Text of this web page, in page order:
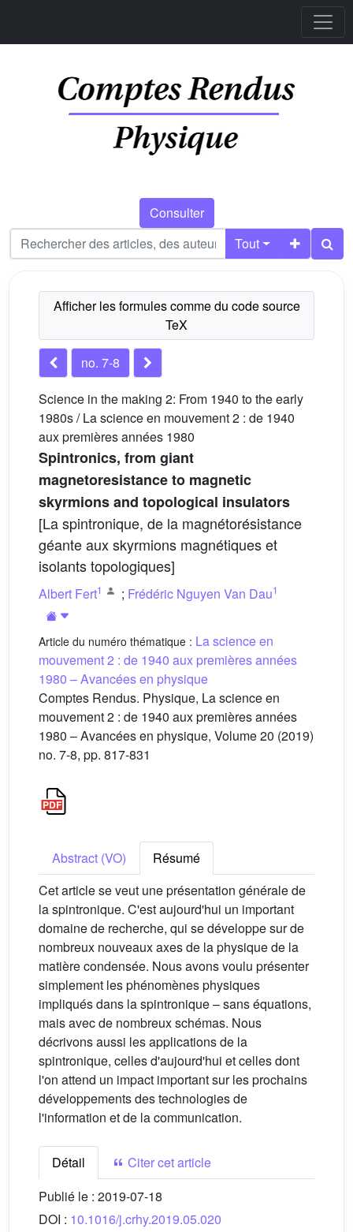
Consulter
Tout
no. 7-8
Science in the making 2: From 1940 to the early
1980s / La science en mouvement 2 : de 1940
aux premières années 1980
Spintronics, from giant
magnetoresistance to magnetic
skyrmions and topological insulators
[La spintronique, de la magnétorésistance
géante aux skyrmions magnétiques et
isolants topologiques]
Albert Fert1 ; Frédéric Nguyen Van Dau1
Article du numéro thématique : La science en
mouvement 2 : de 1940 aux premières années
1980 – Avancées en physique
Comptes Rendus. Physique, La science en
mouvement 2 : de 1940 aux premières années
1980 – Avancées en physique, Volume 20 (2019)
no. 7-8, pp. 817-831
Abstract (VO)
Résumé
Cet article se veut une présentation générale de
la spintronique. C'est aujourd'hui un important
domaine de recherche, qui se développe sur de
nombreux nouveaux axes de la physique de la
matière condensée. Nous avons voulu présenter
simplement les phénomènes physiques
impliqués dans la spintronique – sans équations,
mais avec de nombreux schémas. Nous
décrivons aussi les applications de la
spintronique, celles d'aujourd'hui et celles dont
l'on attend un impact important sur les prochains
développements des technologies de
l'information et de la communication.
Détail
Citer cet article
Publié le : 2019-07-18
DOI : 10.1016/j.crhy.2019.05.020